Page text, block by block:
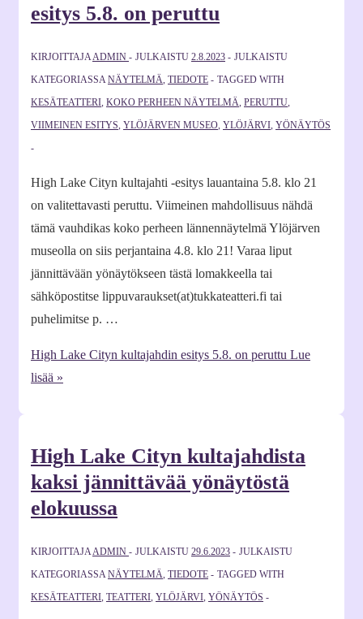
esitys 5.8. on peruttu
KIRJOITTAJA ADMIN JULKAISTU 2.8.2023
JULKAISTU
KATEGORIASSA NÄYTELMÄ TIEDOTE
TAGGED WITH
KESÄTEATTERI KOKO PERHEEN NÄYTELMÄ PERUTTU
VIIMEINEN ESITYS YLÖJÄRVEN MUSEO YLÖJÄRVI YÖNÄYTÖS
High Lake Cityn kultajahti -esitys lauantaina 5.8. klo 21
on valitettavasti peruttu. Viimeinen mahdollisuus nähdä
tämä vauhdikas koko perheen lännennäytelmä Ylöjärven
museolla on siis perjantaina 4.8. klo 21! Varaa liput
jännittävään yönäytökseen tästä lomakkeella tai
sähköpostitse lippuvaraukset(at)tukkateatteri.fi tai
puhelimitse p. …
High Lake Cityn kultajahdin esitys 5.8. on peruttu Lue
lisää »
High Lake Cityn kultajahdista
kaksi jännittävää yönäytöstä
elokuussa
KIRJOITTAJA ADMIN JULKAISTU 29.6.2023
JULKAISTU
KATEGORIASSA NÄYTELMÄ TIEDOTE
TAGGED WITH
KESÄTEATTERI TEATTERI YLÖJÄRVI YÖNÄYTÖS